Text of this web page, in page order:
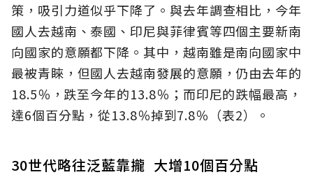
策，吸引力道似乎下降了。與去年調查相比，今年
國人去越南、泰國、印尼與菲律賓等四個主要新南
向國家的意願都下降。其中，越南雖是南向國家中
最被青睞，但國人去越南發展的意願，仍由去年的
18.5％，跌至今年的13.8％；而印尼的跌幅最高，
達6個百分點，從13.8％掉到7.8％（表2）。
30世代略往泛藍靠攏 大增10個百分點